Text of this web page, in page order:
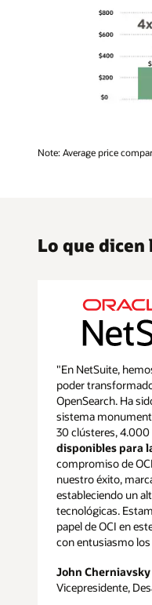
This
costs
associated
medium,
large
across
three
services:
Search
with
OpenSearch,
Amazon
Service,
Note: Average price
Lo que dicen
"En NetSuite,
poder
OpenSearch. Ha
sistema
30 clústeres,
disponibles para
compromiso de
nuestro éxito,
estableciendo un
tecnológicas.
papel de OCI en
con entusiasmo
John Cherniavsky
Vicepresidente,